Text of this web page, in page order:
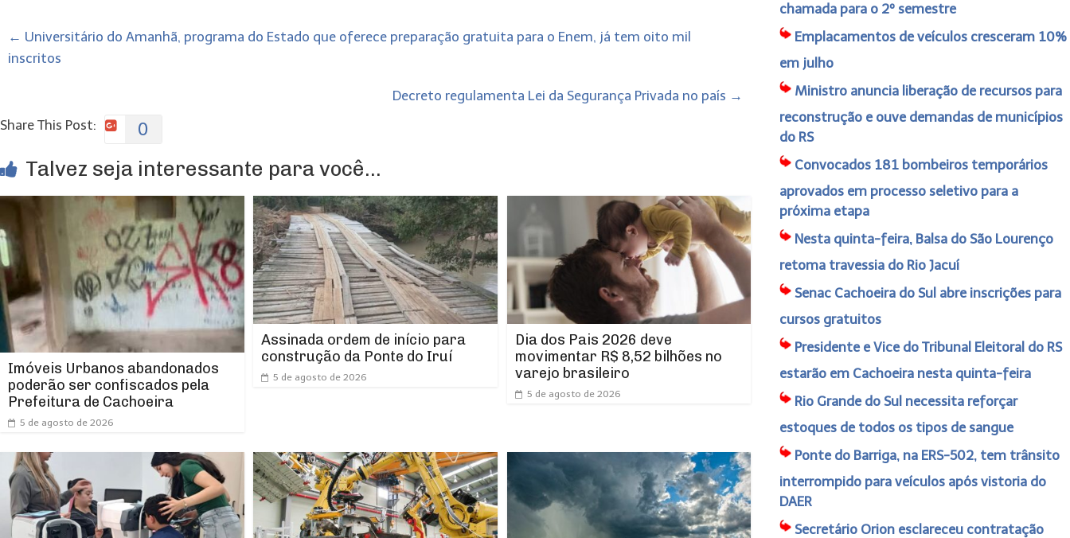
← Universitário do Amanhã, programa do Estado que oferece preparação gratuita para o Enem, já tem oito mil
inscritos
Decreto regulamenta Lei da Segurança Privada no país →
Share This Post:
0
Talvez seja interessante para você...
Imóveis Urbanos abandonados
poderão ser confiscados pela
Prefeitura de Cachoeira
5 de agosto de 2026
Assinada ordem de início para
construção da Ponte do Iruí
5 de agosto de 2026
Dia dos Pais 2026 deve
movimentar R$ 8,52 bilhões no
varejo brasileiro
5 de agosto de 2026
chamada para o 2º semestre
Emplacamentos de veículos cresceram 10%
em julho
Ministro anuncia liberação de recursos para
reconstrução e ouve demandas de municípios
do RS
Convocados 181 bombeiros temporários
aprovados em processo seletivo para a
próxima etapa
Nesta quinta-feira, Balsa do São Lourenço
retoma travessia do Rio Jacuí
Senac Cachoeira do Sul abre inscrições para
cursos gratuitos
Presidente e Vice do Tribunal Eleitoral do RS
estarão em Cachoeira nesta quinta-feira
Rio Grande do Sul necessita reforçar
estoques de todos os tipos de sangue
Ponte do Barriga, na ERS-502, tem trânsito
interrompido para veículos após vistoria do
DAER
Secretário Orion esclareceu contratação